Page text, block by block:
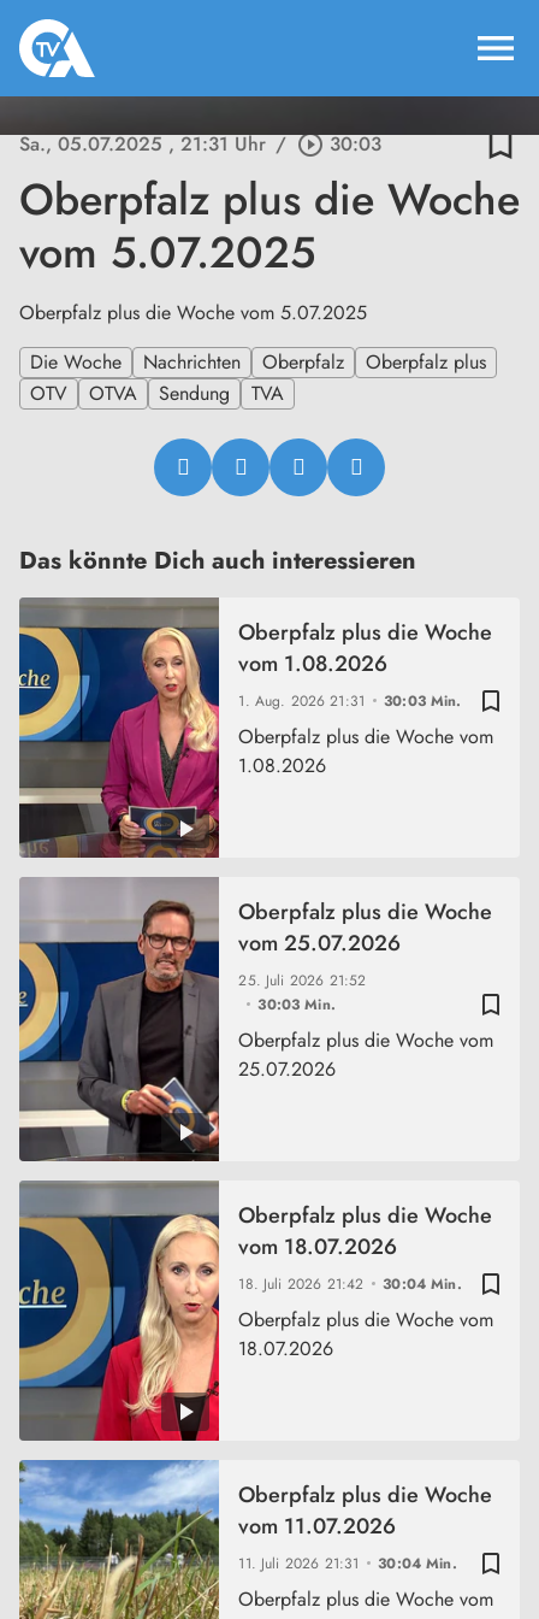
menu
Sa., 05.07.2025, 21:31 Uhr / play_circle_outline30:03 bookmark_border
Oberpfalz plus die Woche
vom 5.07.2025
Oberpfalz plus die Woche vom 5.07.2025
Die Woche
Nachrichten Oberpfalz
Oberpfalz plus
OTV
OTVA Sendung TVA
Das könnte Dich auch interessieren
bookmark_border
1. Aug. 202621:31 30:03 Min.
Oberpfalz plus die Woche
vom 1.08.2026
Oberpfalz plus die Woche vom
1.08.2026
bookmark_border
25. Juli 2026 21:52
30:03 Min.
Oberpfalz plus die Woche
vom 25.07.2026
Oberpfalz plus die Woche vom
25.07.2026
bookmark_border
18. Juli 2026 21:42 30:04 Min.
Oberpfalz plus die Woche
vom 18.07.2026
Oberpfalz plus die Woche vom
18.07.2026
bookmark_border
11. Juli 2026 21:31 30:04 Min.
Oberpfalz plus die Woche
vom 11.07.2026
Oberpfalz plus die Woche vom